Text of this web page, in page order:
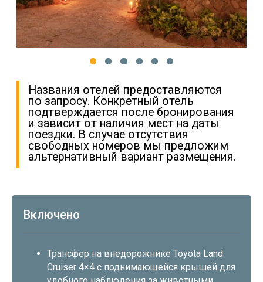
Включено
Трансфер на внедорожнике Toyota Land
Cruiser 4×4 с поднимающейся крышей для